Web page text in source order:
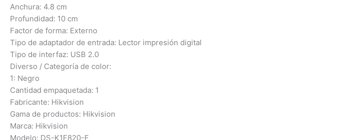
Anchura: 4.8 cm
Profundidad: 10 cm
Factor de forma: Externo
Tipo de adaptador de entrada: Lector impresión digital
Tipo de interfaz: USB 2.0
Diverso / Categoría de color:
1: Negro
Cantidad empaquetada: 1
Fabricante: Hikvision
Gama de productos: Hikvision
Marca: Hikvision
Modelo: DS-K1F820-F